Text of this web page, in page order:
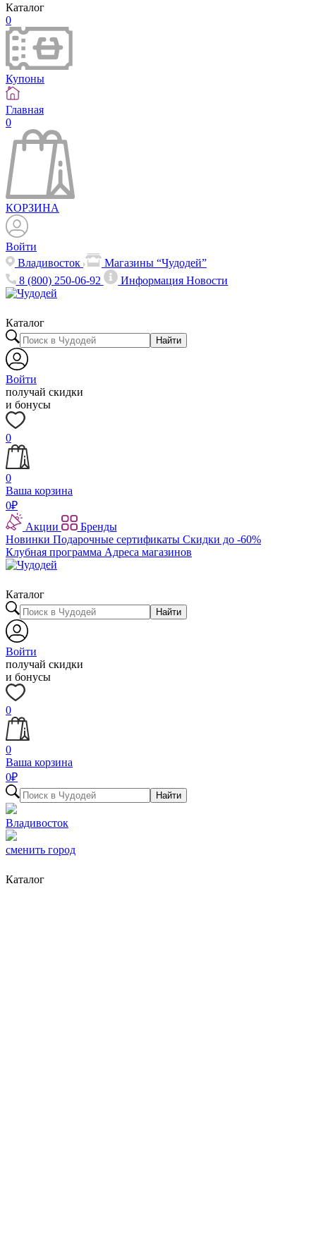
Каталог
0
Купоны
Главная
0
КОРЗИНА
Войти
Владивосток
Магазины “Чудодей”
8 (800) 250-06-92
ИнформацияНовости
Каталог
Найти
Войти
получай скидки
и бонусы
0
0
Ваша корзина
0₽
Акции
Бренды
Новинки Подарочные сертификаты Скидки до -60%
Клубная программа Адреса магазинов
Каталог
Найти
Войти
получай скидки
и бонусы
0
0
Ваша корзина
0₽
Найти
Владивосток
сменить город
Каталог